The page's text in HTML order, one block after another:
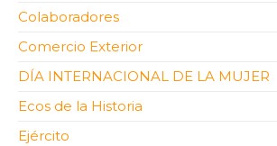
Colaboradores
Comercio Exterior
DÍA INTERNACIONAL DE LA MUJER
Ecos de la Historia
Ejército